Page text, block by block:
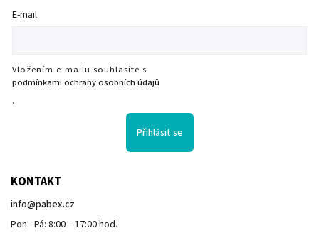
E-mail
Vložením e-mailu souhlasíte s
podmínkami ochrany osobních údajů
.
Přihlásit se
KONTAKT
info@pabex.cz
Pon - Pá: 8:00 – 17:00 hod.